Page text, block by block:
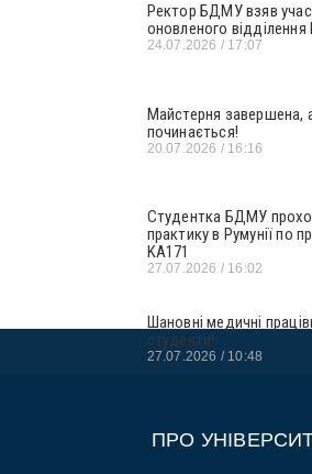
Ректор БДМУ взяв
оновленого
24.07.2026 17:07
Майстерня завершена,
починається!
20.07.2026 16:16
Студентка БДМУ
практику в Румунії по
KA171
27.07.2026 16:02
Шановні медичні
студенти!
27.07.2026 10:48
ПРО